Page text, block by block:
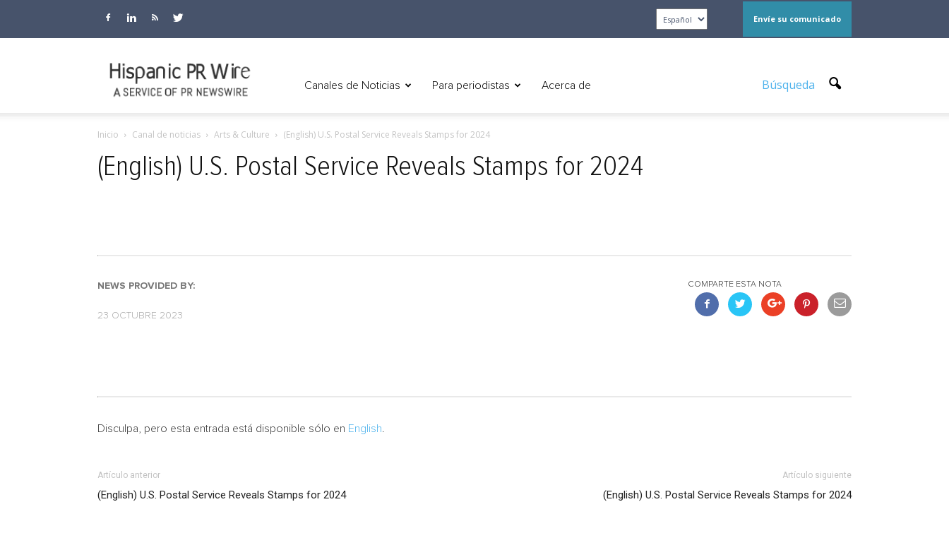
Envíe su comunicado
Canales de Noticias Para periodistas Acerca de Búsqueda
Inicio Canal de noticias Arts & Culture (English) U.S. Postal Service Reveals Stamps for 2024
(English) U.S. Postal Service Reveals Stamps for 2024
NEWS PROVIDED BY:
23 OCTUBRE 2023
COMPARTE ESTA NOTA
Disculpa, pero esta entrada está disponible sólo en English
Artículo anterior
(English) U.S. Postal Service Reveals Stamps for 2024
Artículo siguiente
(English) U.S. Postal Service Reveals Stamps for 2024